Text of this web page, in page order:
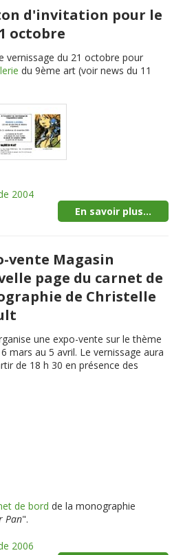
d'invitation pour le
octobre
vernissage du 21 octobre pour
du 9ème art (voir news du 11
2004
En savoir plus...
vente Magasin
page du carnet de
de Christelle
une expo-vente sur le thème
mars au 5 avril. Le vernissage aura
de 18 h 30 en présence des
de bord de la monographie
Pan".
2006